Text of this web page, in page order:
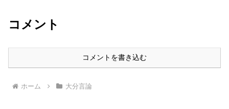
コメント
コメントを書き込む
ホーム 大分言論